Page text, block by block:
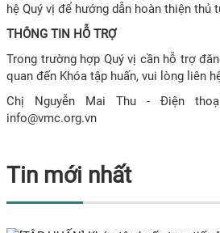
hệ Quý vị để hướng dẫn hoàn thiện thủ
THÔNG TIN HỖ TRỢ
Trong trường hợp Quý vị cần hỗ trợ
quan đến Khóa tập huấn, vui lòng liên
Chị Nguyễn Mai Thu - Điện
info@vmc.org.vn
Tin mới nhất